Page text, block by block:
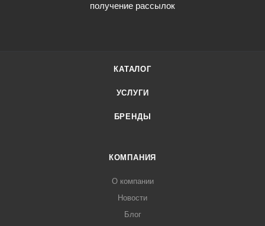
получение рассылок
КАТАЛОГ
УСЛУГИ
БРЕНДЫ
КОМПАНИЯ
О компании
Новости
Блог